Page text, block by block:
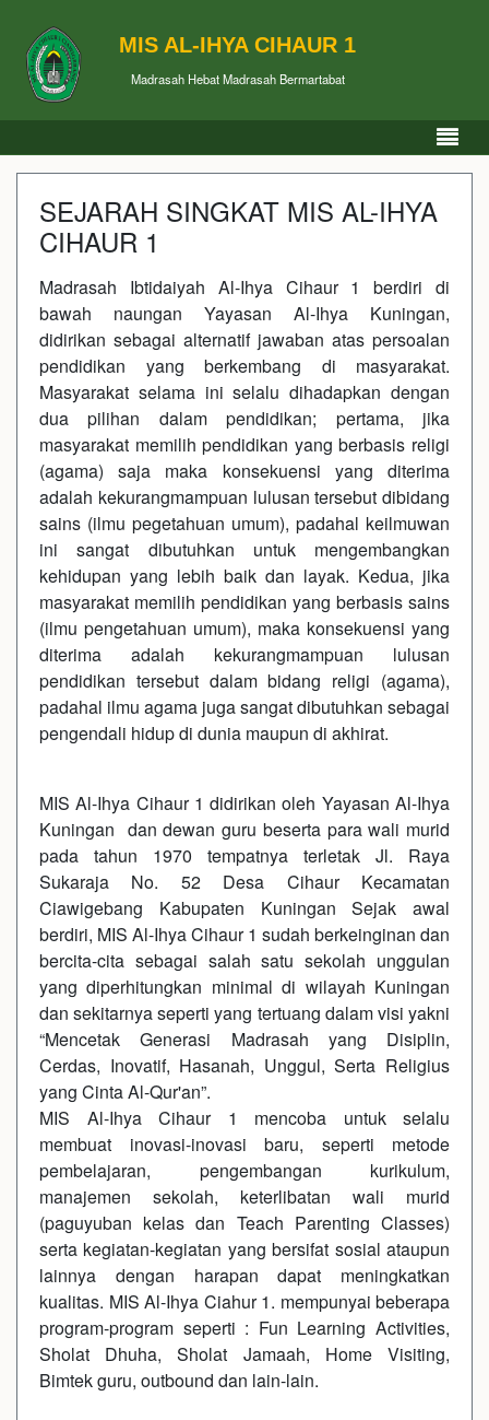
MIS AL-IHYA CIHAUR 1
Madrasah Hebat Madrasah Bermartabat
SEJARAH SINGKAT MIS AL-IHYA
CIHAUR 1
Madrasah Ibtidaiyah Al-Ihya Cihaur 1 berdiri di
bawah naungan Yayasan Al-Ihya Kuningan,
didirikan sebagai alternatif jawaban atas persoalan
pendidikan yang berkembang di masyarakat.
Masyarakat selama ini selalu dihadapkan dengan
dua pilihan dalam pendidikan; pertama, jika
masyarakat memilih pendidikan yang berbasis religi
(agama) saja maka konsekuensi yang diterima
adalah kekurangmampuan lulusan tersebut dibidang
sains (ilmu pegetahuan umum), padahal keilmuwan
ini sangat dibutuhkan untuk mengembangkan
kehidupan yang lebih baik dan layak. Kedua, jika
masyarakat memilih pendidikan yang berbasis sains
(ilmu pengetahuan umum), maka konsekuensi yang
diterima adalah kekurangmampuan lulusan
pendidikan tersebut dalam bidang religi (agama),
padahal ilmu agama juga sangat dibutuhkan sebagai
pengendali hidup di dunia maupun di akhirat.
MIS Al-Ihya Cihaur 1 didirikan oleh Yayasan Al-Ihya
Kuningan dan dewan guru beserta para wali murid
pada tahun 1970 tempatnya terletak Jl. Raya
Sukaraja No. 52 Desa Cihaur Kecamatan
Ciawigebang Kabupaten Kuningan Sejak awal
berdiri, MIS Al-Ihya Cihaur 1 sudah berkeinginan dan
bercita-cita sebagai salah satu sekolah unggulan
yang diperhitungkan minimal di wilayah Kuningan
dan sekitarnya seperti yang tertuang dalam visi yakni
“Mencetak Generasi Madrasah yang Disiplin,
Cerdas, Inovatif, Hasanah, Unggul, Serta Religius
yang Cinta Al-Qur'an”.
MIS Al-Ihya Cihaur 1 mencoba untuk selalu
membuat inovasi-inovasi baru, seperti metode
pembelajaran, pengembangan kurikulum,
manajemen sekolah, keterlibatan wali murid
(paguyuban kelas dan Teach Parenting Classes)
serta kegiatan-kegiatan yang bersifat sosial ataupun
lainnya dengan harapan dapat meningkatkan
kualitas. MIS Al-Ihya Ciahur 1. mempunyai beberapa
program-program seperti : Fun Learning Activities,
Sholat Dhuha, Sholat Jamaah, Home Visiting,
Bimtek guru, outbound dan lain-lain.